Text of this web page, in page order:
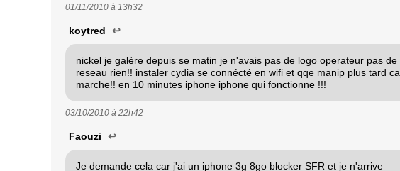
01/11/2010 à 13h32
koytred ↩
nickel je galère depuis se matin je n'avais pas de logo operateur pas de
reseau rien!! instaler cydia se connécté en wifi et qqe manip plus tard ca
marche!! en 10 minutes iphone iphone qui fonctionne !!!
03/10/2010 à 22h42
Faouzi ↩
Je demande cela car j'ai un iphone 3g 8go blocker SFR et je n'arrive